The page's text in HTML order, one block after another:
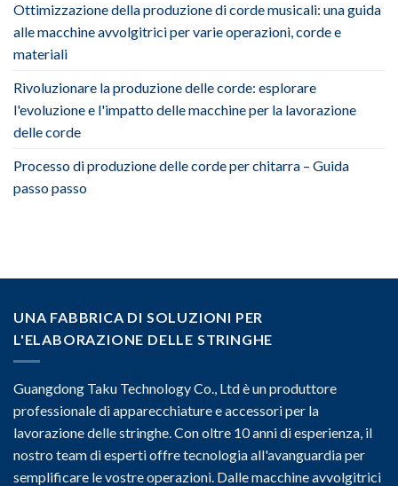
Ottimizzazione della produzione di corde musicali: una guida
alle macchine avvolgitrici per varie operazioni, corde e
materiali
Rivoluzionare la produzione delle corde: esplorare
l'evoluzione e l'impatto delle macchine per la lavorazione
delle corde
Processo di produzione delle corde per chitarra – Guida
passo passo
UNA FABBRICA DI SOLUZIONI PER
L'ELABORAZIONE DELLE STRINGHE
Guangdong Taku Technology Co., Ltd è un produttore
professionale di apparecchiature e accessori per la
lavorazione delle stringhe. Con oltre 10 anni di esperienza, il
nostro team di esperti offre tecnologia all'avanguardia per
semplificare le vostre operazioni. Dalle macchine avvolgitrici